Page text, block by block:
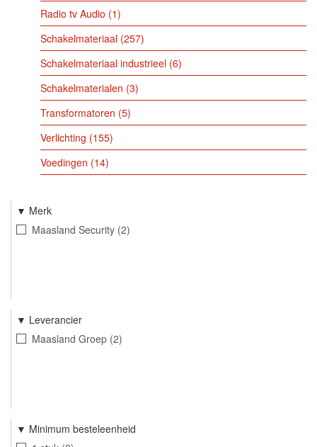
Radio tv Audio 1
Schakelmateriaal 257
Schakelmateriaal industrieel 6
Schakelmaterialen 3
Transformatoren 5
Verlichting 155
Voedingen 14
Merk
Maasland Security 2
Leverancier
Maasland Groep 2
Minimum besteleenheid